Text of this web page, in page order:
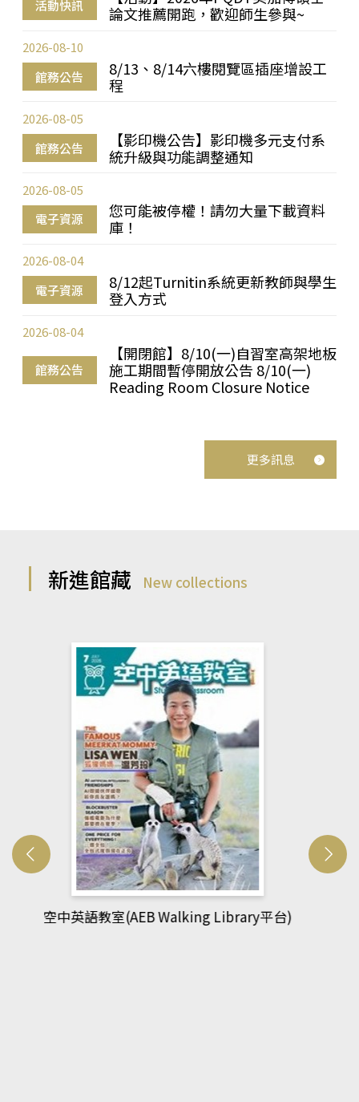
活動快訊
論文推薦開跑，歡迎師生參與~
館務公告
8/13、8/14六樓閱覽區插座增設工
程
2026-08-10
館務公告
【影印機公告】影印機多元支付系
統升級與功能調整通知
2026-08-05
電子資源
您可能被停權！請勿大量下載資料
庫！
2026-08-05
電子資源
8/12起Turnitin系統更新教師與學生
登入方式
2026-08-04
館務公告
【開閉館】8/10(一)自習室高架地板
施工期間暫停開放公告 8/10(一)
Reading Room Closure Notice
2026-08-04
更多訊息
新進館藏 New collections
網管人(kono平台)